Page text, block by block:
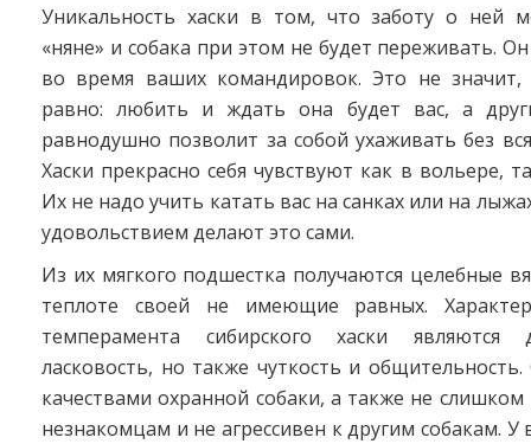
Уникальность хаски в том, что заботу о ней
«няне» и собака при этом не будет переживать.
во время ваших командировок. Это не значит,
равно: любить и ждать она будет вас, а
равнодушно позволит за собой ухаживать без
Хаски прекрасно себя чувствуют как в вольере,
Их не надо учить катать вас на санках или на
удовольствием делают это сами.
Из их мягкого подшестка получаются целебные
теплоте своей не имеющие равных.
темперамента сибирского хаски
ласковость, но также чуткость и
качествами охранной собаки, а также не
незнакомцам и не агрессивен к другим собакам. У